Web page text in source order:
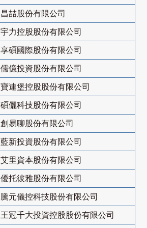
昌喆股份有限公司
宇力控股股份有限公司
享碩國際股份有限公司
儒億投資股份有限公司
寶連堡控股股份有限公司
碩儷科技股份有限公司
創易聊股份有限公司
藍新投資股份有限公司
艾里資本股份有限公司
優托彼雅股份有限公司
騰元儀控科技股份有限公司
王冠千大投資控股股份有限公司